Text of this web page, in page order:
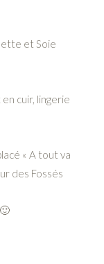
et Soie
cuir, lingerie
« A tout va
des Fossés